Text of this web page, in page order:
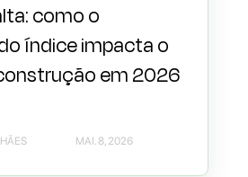
como o
índice impacta o
em 2026
MAI. 8, 2026